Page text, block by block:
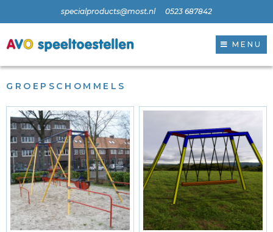
specialproducts@most.nl 0523 687842
MENU
GROEPSCHOMMELS